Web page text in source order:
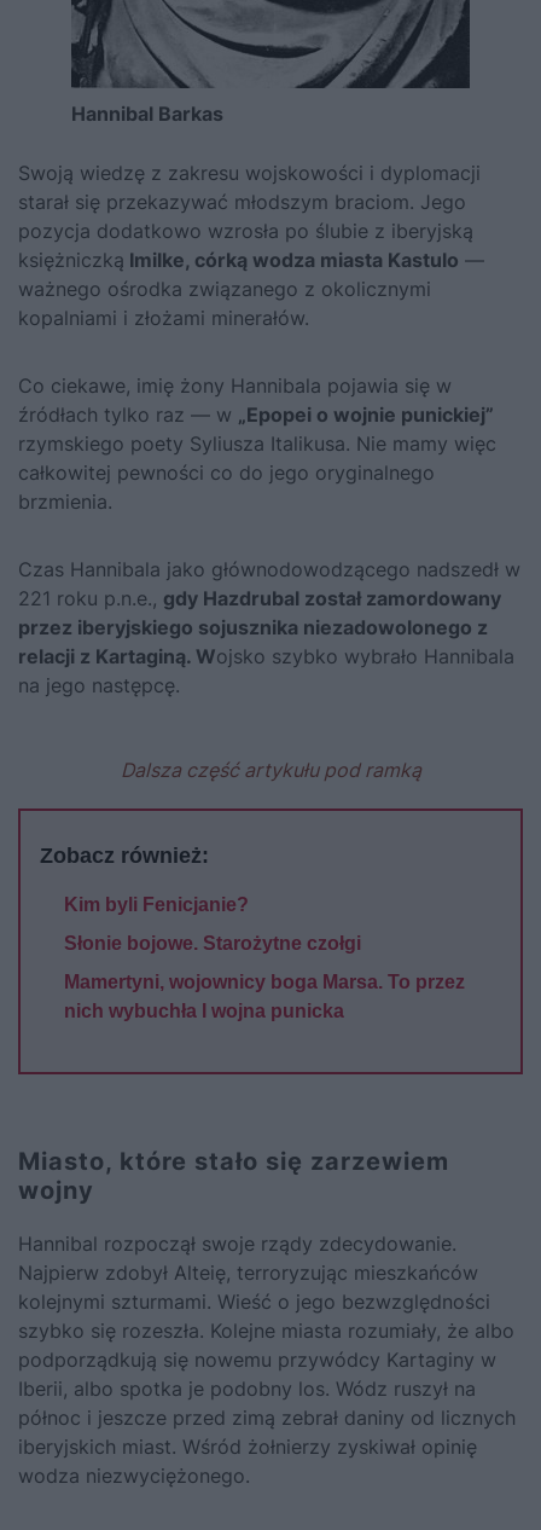
Hannibal Barkas
Swoją wiedzę z zakresu wojskowości i dyplomacji
starał się przekazywać młodszym braciom. Jego
pozycja dodatkowo wzrosła po ślubie z iberyjską
księżniczką Imilke, córką wodza miasta Kastulo —
ważnego ośrodka związanego z okolicznymi
kopalniami i złożami minerałów.
Co ciekawe, imię żony Hannibala pojawia się w
źródłach tylko raz — w „Epopei o wojnie punickiej”
rzymskiego poety Syliusza Italikusa. Nie mamy więc
całkowitej pewności co do jego oryginalnego
brzmienia.
Czas Hannibala jako głównodowodzącego nadszedł w
221 roku p.n.e., gdy Hazdrubal został zamordowany
przez iberyjskiego sojusznika niezadowolonego z
relacji z Kartaginą. Wojsko szybko wybrało Hannibala
na jego następcę.
Dalsza część artykułu pod ramką
Zobacz również:
Kim byli Fenicjanie?
Słonie bojowe. Starożytne czołgi
Mamertyni, wojownicy boga Marsa. To przez
nich wybuchła I wojna punicka
Miasto, które stało się zarzewiem
wojny
Hannibal rozpoczął swoje rządy zdecydowanie.
Najpierw zdobył Alteię, terroryzując mieszkańców
kolejnymi szturmami. Wieść o jego bezwzględności
szybko się rozeszła. Kolejne miasta rozumiały, że albo
podporządkują się nowemu przywódcy Kartaginy w
Iberii, albo spotka je podobny los. Wódz ruszył na
północ i jeszcze przed zimą zebrał daniny od licznych
iberyjskich miast. Wśród żołnierzy zyskiwał opinię
wodza niezwyciężonego.